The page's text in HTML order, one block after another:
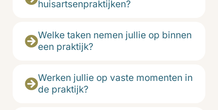
huisartsenpraktijken?
Welke taken nemen jullie op binnen
een praktijk?
Werken jullie op vaste momenten in
de praktijk?